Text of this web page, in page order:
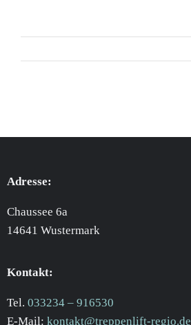
Adresse:
Chaussee 6a
14641 Wustermark
Kontakt:
Tel. 033234 – 916530
E-Mail: kontakt@treppenlift-regio.de